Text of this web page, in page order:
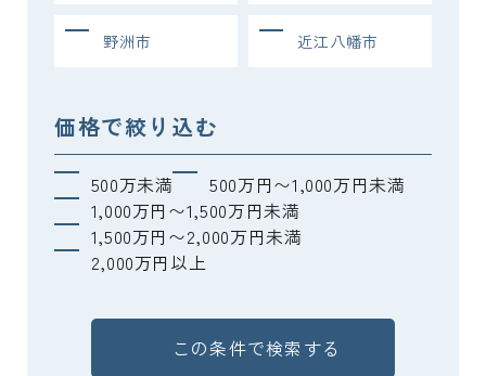
野洲市 近江八幡市
価格で絞り込む
500万未満
500万円〜1,000万円未満
1,000万円〜1,500万円未満
1,500万円〜2,000万円未満
2,000万円以上
この条件で検索する